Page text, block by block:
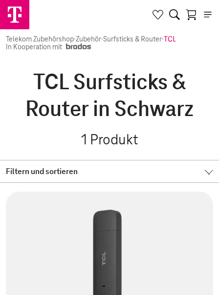
Telekom Zubehörshop·Zubehör·Surfsticks & Router·TCL
In Kooperation mit
TCL Surfsticks &
Router in Schwarz
1 Produkt
Filtern und sortieren